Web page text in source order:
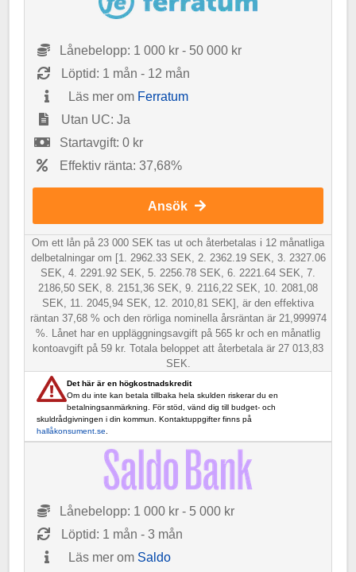
Lånebelopp: 1 000 kr - 50 000 kr
Löptid: 1 mån - 12 mån
Läs mer om Ferratum
Utan UC: Ja
Startavgift: 0 kr
Effektiv ränta: 37,68%
Ansök
Om ett lån på 23 000 SEK tas ut och återbetalas i 12 månatliga
delbetalningar om [1. 2962.33 SEK, 2. 2362.19 SEK, 3. 2327.06
SEK, 4. 2291.92 SEK, 5. 2256.78 SEK, 6. 2221.64 SEK, 7.
2186,50 SEK, 8. 2151,36 SEK, 9. 2116,22 SEK, 10. 2081,08
SEK, 11. 2045,94 SEK, 12. 2010,81 SEK], är den effektiva
räntan 37,68 % och den rörliga nominella årsräntan är 21,999974
%. Lånet har en uppläggningsavgift på 565 kr och en månatlig
kontoavgift på 59 kr. Totala beloppet att återbetala är 27 013,83
SEK.
Det här är en högkostnadskredit
Om du inte kan betala tillbaka hela skulden riskerar du en
betalningsanmärkning. För stöd, vänd dig till budget- och
skuldrådgivningen i din kommun. Kontaktuppgifter finns på
hallåkonsument.se
Lånebelopp: 1 000 kr - 5 000 kr
Löptid: 1 mån - 3 mån
Läs mer om Saldo